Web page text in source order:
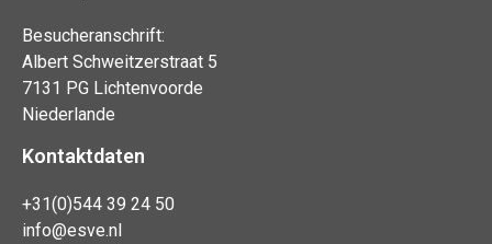
Besucheranschrift:
Albert Schweitzerstraat 5
7131 PG Lichtenvoorde
Niederlande
Kontaktdaten
+31(0)544 39 24 50
info@esve.nl